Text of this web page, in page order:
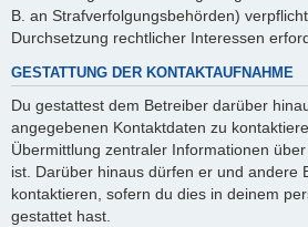
B. an Strafverfolgungsbehörden)
Durchsetzung rechtlicher Interessen
GESTATTUNG DER KONTAKTAUFNAHME
Du gestattest dem Betreiber darüber
angegebenen Kontaktdaten zu
Übermittlung zentraler Informationen
ist. Darüber hinaus dürfen er und andere
kontaktieren, sofern du dies in deinem
gestattet hast.